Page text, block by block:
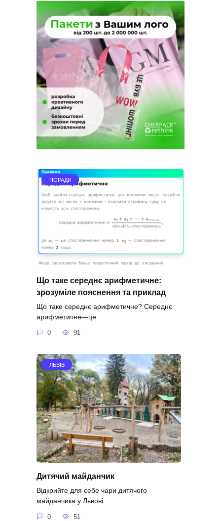
ПОРАДИ
Що таке середнє арифметичне:
зрозуміле пояснення та приклад
Що таке середнє арифметичне? Середнє
арифметичне—це
0 91
ЛЬВІВ
Дитячий майданчик
Відкрийте для себе чари дитячого
майданчика у Львові
0 51